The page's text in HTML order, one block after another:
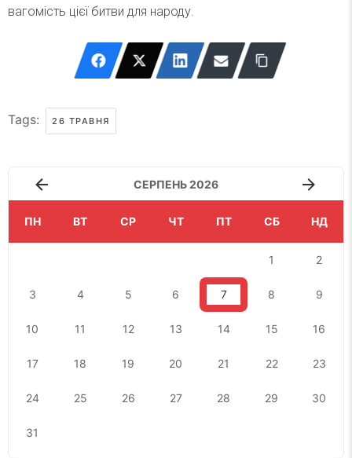
вагомість цієї битви для народу.
Tags: 26 ТРАВНЯ
СЕРПЕНЬ 2026
ПН ВТ СР ЧТ ПТ СБ НД
1 2
3 4 5 6 7 8 9
10 11 12 13 14 15 16
17 18 19 20 21 22 23
24 25 26 27 28 29 30
31